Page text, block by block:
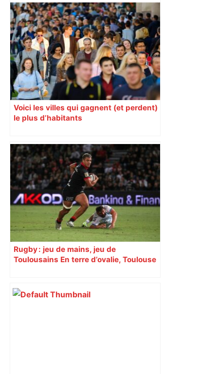
Une femme en garde à vue après avoir
déposé un sac contenant le corps sans
vie d'un bébé à l'hôpital à Toulouse –
francebleu.fr
Voici les villes qui gagnent (et perdent)
le plus d’habitants
Rugby : jeu de mains, jeu de
Toulousains En terre d’ovalie, Toulouse
revendiquant surtout son art du jeu en
mouvement, vif et spectaculaire.